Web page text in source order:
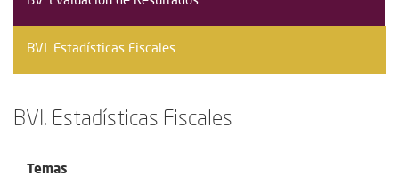
BVI. Estadísticas Fiscales
BVI. Estadísticas Fiscales
Temas